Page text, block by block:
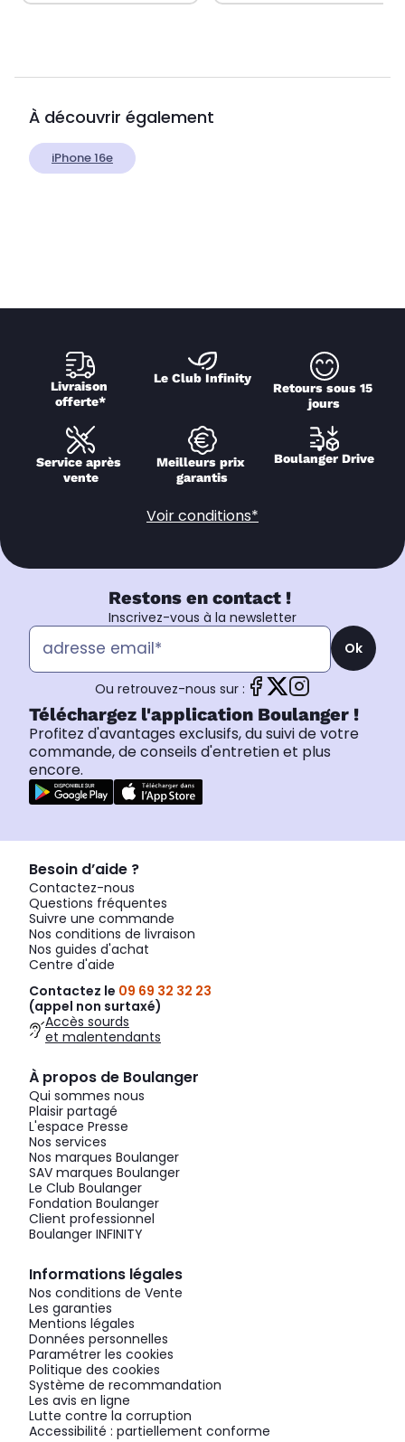
À découvrir également
iPhone 16e
Livraison
offerte*
Le Club Infinity
Retours sous 15
jours
Service après
vente
Meilleurs prix
garantis
Boulanger Drive
Voir conditions*
Restons en contact !
Inscrivez-vous à la newsletter
Ok
Ou retrouvez-nous sur :
Téléchargez l'application Boulanger !
Profitez d'avantages exclusifs, du suivi de votre
commande, de conseils d'entretien et plus
encore.
Besoin d’aide ?
Contactez-nous
Questions fréquentes
Suivre une commande
Nos conditions de livraison
Nos guides d'achat
Centre d'aide
Contactez le 09 69 32 32 23
(appel non surtaxé)
Accès sourds
et malentendants
À propos de Boulanger
Qui sommes nous
Plaisir partagé
L'espace Presse
Nos services
Nos marques Boulanger
SAV marques Boulanger
Le Club Boulanger
Fondation Boulanger
Client professionnel
Boulanger INFINITY
Informations légales
Nos conditions de Vente
Les garanties
Mentions légales
Données personnelles
Paramétrer les cookies
Politique des cookies
Système de recommandation
Les avis en ligne
Lutte contre la corruption
Accessibilité : partiellement conforme